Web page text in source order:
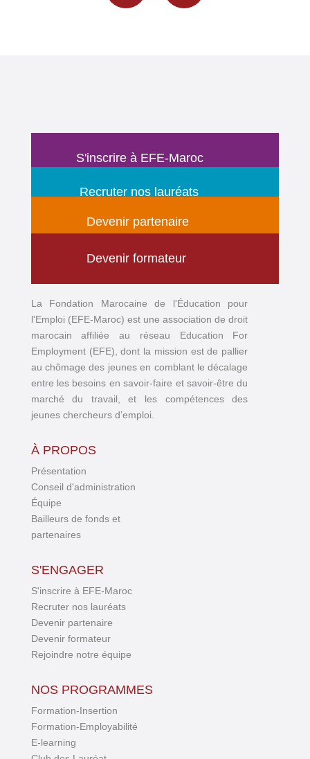
S'inscrire à EFE-Maroc
Recruter nos lauréats
Devenir partenaire
Devenir formateur
La Fondation Marocaine de l'Éducation pour
l'Emploi (EFE-Maroc) est une association de droit
marocain affiliée au réseau Education For
Employment (EFE), dont la mission est de pallier
au chômage des jeunes en comblant le décalage
entre les besoins en savoir-faire et savoir-être du
marché du travail, et les compétences des
jeunes chercheurs d’emploi.
À PROPOS
Présentation
Conseil d'administration
Équipe
Bailleurs de fonds et
partenaires
S'ENGAGER
S'inscrire à EFE-Maroc
Recruter nos lauréats
Devenir partenaire
Devenir formateur
Rejoindre notre équipe
NOS PROGRAMMES
Formation-Insertion
Formation-Employabilité
E-learning